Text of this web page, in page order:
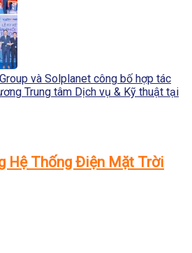
và Solplanet công bố hợp tác
Trung tâm Dịch vụ & Kỹ thuật tại
Hệ Thống Điện Mặt Trời